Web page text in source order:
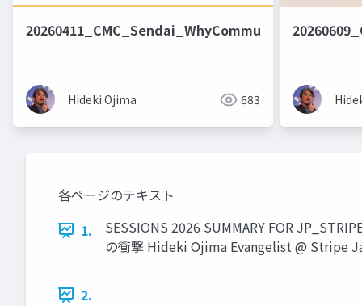
20260411_CMC_Sendai_WhyCommunity
Hideki Ojima 683
各ページのテキスト
1.
SESSIONS 2026 SUMMARY FOR
の衝撃 Hideki Ojima Evangelist @ Stripe
2.